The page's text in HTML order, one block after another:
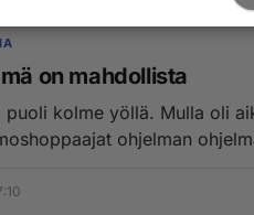
on mahdollista
puoli kolme yöllä. Mulla oli
ohjelman